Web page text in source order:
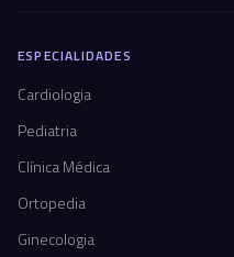
ESPECIALIDADES
Cardiologia
Pediatria
Clínica Médica
Ortopedia
Ginecologia